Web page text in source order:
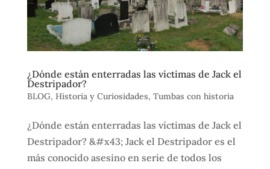
¿Dónde están enterradas las víctimas de Jack el
Destripador?
BLOG, Historia y Curiosidades, Tumbas con historia
¿Dónde están enterradas las víctimas de Jack el
Destripador? &#x43; Jack el Destripador es el
más conocido asesino en serie de todos los